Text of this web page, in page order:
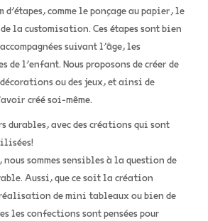
comme le ponçage au papier, le
la customisation. Ces étapes sont bien
suivant l’âge, les
de l’enfant. Nous proposons de créer de
ou des jeux, et ainsi de
créé soi-même.
durables, avec des créations qui sont
sommes sensibles à la question de
Aussi, que ce soit la création
de mini tableaux ou bien de
les confections sont pensées pour